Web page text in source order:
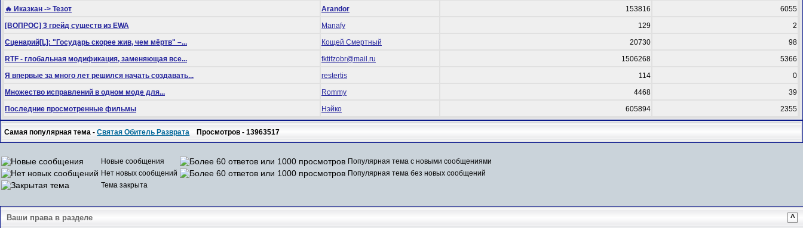
🔥 Иказкан -> Тезот
Arandor 153816
6055
[ВОПРОС] 3 грейд существ из EWA
Manafy 129
2
Сценарий[L]: "Государь скорее жив, чем мёртв" –...
Кощей Смертный 20730
98
RTF - глобальная модификация, заменяющая все...
fktifzobr@mail.ru 1506268
5366
Я впервые за много лет решился начать создавать...
restertis 114
0
Множество исправлений в одном моде для...
Rommy 4468
39
Последние просмотренные фильмы
Нэйко 605894 2355
Самая популярная тема -Святая Обитель Разврата Просмотров - 13963517
Новые сообщения
Популярная тема с новыми сообщениями
Нет новых сообщений
Популярная тема без новых сообщений
Тема закрыта
Ваши права в разделе ^